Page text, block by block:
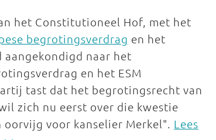
het Constitutioneel Hof, met het
begrotingsverdrag en het
aangekondigd naar het
en het ESM
tast dat het begrotingsrecht van
zich nu eerst over die kwestie
voor kanselier Merkel". Lees